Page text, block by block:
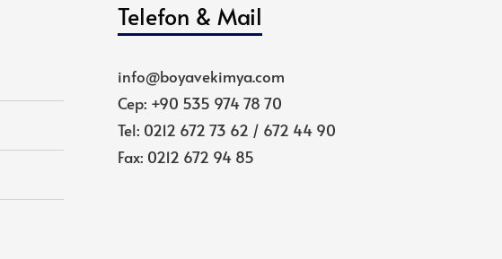
Telefon & Mail
info@boyavekimya.com
Cep: +90 535 974 78 70
Tel: 0212 672 73 62 / 672 44 90
Fax: 0212 672 94 85